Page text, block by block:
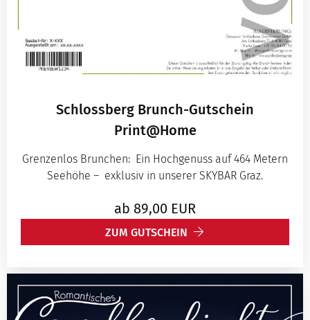
Schlossberg Brunch-Gutschein
Print@Home
Grenzenlos Brunchen: Ein Hochgenuss auf 464 Metern
Seehöhe – exklusiv in unserer SKYBAR Graz.
ab 89,00 EUR
ZUM GUTSCHEIN